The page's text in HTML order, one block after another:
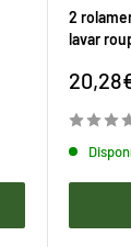
2
lavar
Preço
venda